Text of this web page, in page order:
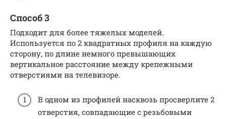
Способ 3
Подходит для более тяжелых моделей.
Используется по 2 квадратных профиля на каждую
сторону, по длине немного превышающих
вертикальное расстояние между крепежными
отверстиями на телевизоре.
В одном из профилей насквозь просверлите 2
отверстия, совпадающие с резьбовыми